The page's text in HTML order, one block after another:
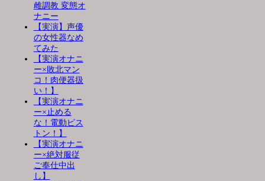
雌調教 変態オ
ナニー
【実演】声優
の女性器なめ
てみた
【実演オナニ
ー×敗北マン
コ！肉便器扱
い！】
【実演オナニ
ー×止める
な！電動ピス
トン！】
【実演オナニ
ー×絶対服従
ご奉仕中出
し】